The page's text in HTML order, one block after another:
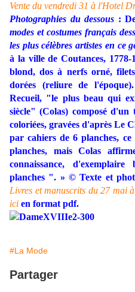
Vente du vendredi 31 à l'Hotel
Photographies du dessous :
modes et costumes français
les plus célèbres artistes en ce
à la ville de Coutances,
blond, dos à nerfs orné,
dorées (reliure de
Recueil, "le plus beau qui
siècle" (Colas) composé
coloriées, gravées d'après Le
par cahiers de 6 planches,
planches, mais Colas
connaissance,
planches ". » © Texte et
Livres et manuscrits du 27 mai
ici en format pdf.
#La Mode
Partager